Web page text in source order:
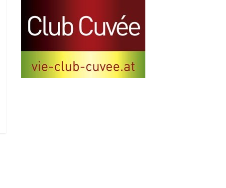
Aktuelle Neuigkeiten aus
26. September 2023